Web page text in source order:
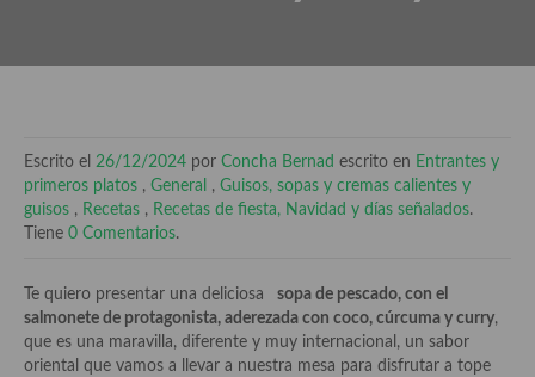
Especias, hierbas, condimentos, espesantes y aditivos
Historia de la gastronomía, platos celebres, cocineros, críticos,
Origen y evolución de la comida
Protocolo y buenas maneras.
Escrito el 26/12/2024 por Concha Bernad escrito en Entrantes y
primeros platos , General , Guisos, sopas y cremas calientes y
guisos , Recetas , Recetas de fiesta, Navidad y días señalados.
Tiene 0 Comentarios.
Te quiero presentar una deliciosa
sopa de pescado, con el
salmonete de protagonista, aderezada con coco, cúrcuma y curry,
que es una maravilla, diferente y muy internacional, un sabor
oriental que vamos a llevar a nuestra mesa para disfrutar a tope